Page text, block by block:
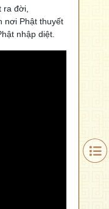
ra đời,
nơi Phật thuyết
nhập diệt.